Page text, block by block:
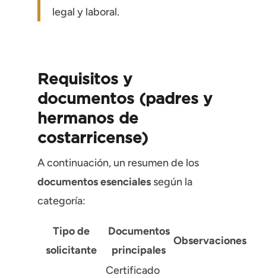
legal y laboral.
Requisitos y
documentos (padres y
hermanos de
costarricense)
A continuación, un resumen de los
documentos esencialessegún la
categoría:
Tipo de
solicitante
Documentos
principales
Observaciones
Certificado